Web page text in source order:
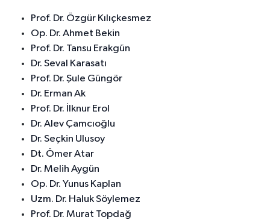
Mersin
0 (324) 239 32 72
Prof. Dr. Özgür Kılıçkesmez
Op. Dr. Ahmet Bekin
Prof. Dr. Tansu Erakgün
Dr. Seval Karasatı
Prof. Dr. Şule Güngör
Dr. Erman Ak
Prof. Dr. İlknur Erol
Dr. Alev Çamcıoğlu
Dr. Seçkin Ulusoy
Dt. Ömer Atar
Dr. Melih Aygün
Op. Dr. Yunus Kaplan
Uzm. Dr. Haluk Söylemez
Prof. Dr. Murat Topdağ